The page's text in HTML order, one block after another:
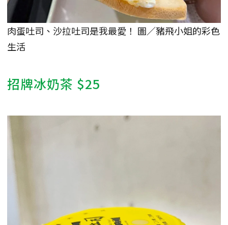
肉蛋吐司、沙拉吐司是我最愛！ 圖／豬飛小姐的彩色
生活
招牌冰奶茶 $25